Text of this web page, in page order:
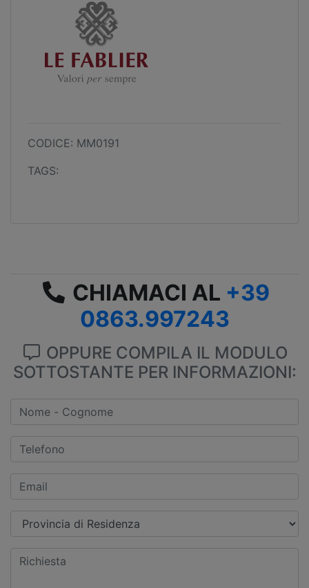
CODICE: MM0191
TAGS:
CHIAMACI AL +39
0863.997243
OPPURE COMPILA IL MODULO
SOTTOSTANTE PER INFORMAZIONI: